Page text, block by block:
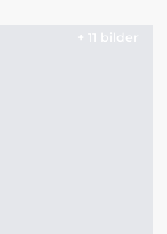
+ 11 bilder